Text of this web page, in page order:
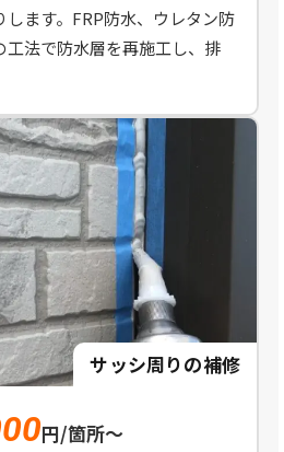
ます。FRP防水、ウレタン防
工法で防水層を再施工し、排
サッシ周りの補修
円/箇所～